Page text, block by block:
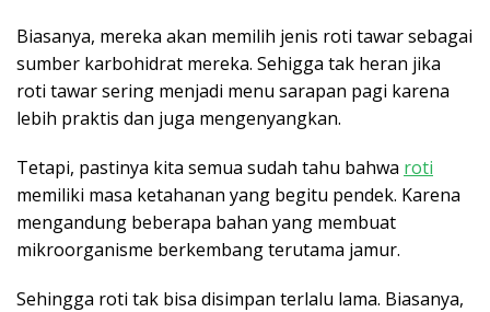
Biasanya, mereka akan memilih jenis roti tawar sebagai
sumber karbohidrat mereka. Sehigga tak heran jika
roti tawar sering menjadi menu sarapan pagi karena
lebih praktis dan juga mengenyangkan.
Tetapi, pastinya kita semua sudah tahu bahwa roti
memiliki masa ketahanan yang begitu pendek. Karena
mengandung beberapa bahan yang membuat
mikroorganisme berkembang terutama jamur.
Sehingga roti tak bisa disimpan terlalu lama. Biasanya,